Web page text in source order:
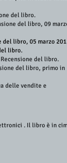
del libro.
del libro, 09
libro, 05 marzo
libro.
del libro.
del libro, primo in
delle vendite e
. Il libro è in